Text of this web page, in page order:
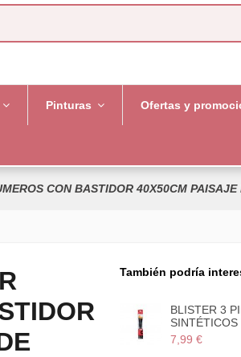
Pinturas Ofertas y
CON BASTIDOR 40X50CM PAISAJE
También podría
3 PINCELES
TAMAÑO...
€
BLISTER 3
SINTÉTICOS
7,99 €